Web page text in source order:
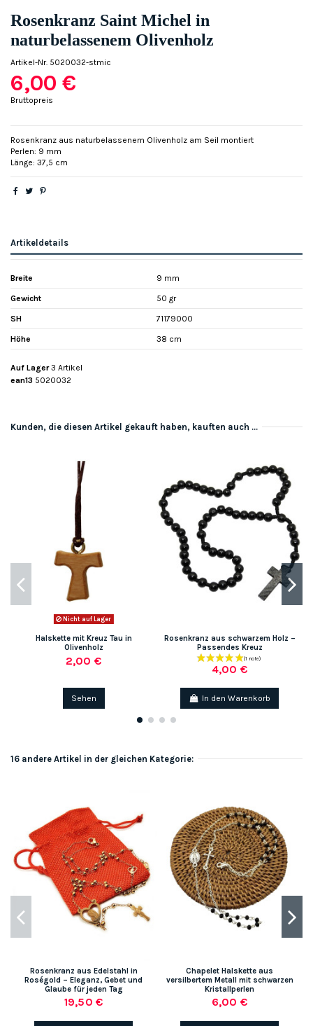
Rosenkranz Saint Michel in
naturbelassenem Olivenholz
Artikel-Nr. 5020032-stmic
6,00 €
Bruttopreis
Rosenkranz aus naturbelassenem Olivenholz am Seil montiert
Perlen: 9 mm
Länge: 37,5 cm
Artikeldetails
Breite 9 mm
Gewicht 50 gr
SH 71179000
Höhe 38 cm
Auf Lager 3 Artikel
ean13 5020032
Kunden, die diesen Artikel gekauft haben, kauften auch ...
Nicht auf Lager
Halskette mit Kreuz Tau in
Olivenholz
2,00 €
Sehen
Rosenkranz aus schwarzem Holz –
Passendes Kreuz
4,00 €
In den Warenkorb
16 andere Artikel in der gleichen Kategorie:
Rosenkranz aus Edelstahl in
Roségold – Eleganz, Gebet und
Glaube für jeden Tag
19,50 €
Chapelet Halskette aus
versilbertem Metall mit schwarzen
Kristallperlen
6,00 €